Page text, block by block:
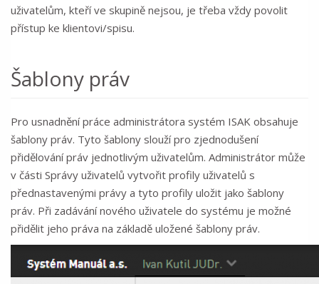
uživatelům, kteří ve skupině nejsou, je třeba vždy povolit
přístup ke klientovi/spisu.
Šablony práv
Pro usnadnění práce administrátora systém ISAK obsahuje
šablony práv. Tyto šablony slouží pro zjednodušení
přidělování práv jednotlivým uživatelům. Administrátor může
v části Správy uživatelů vytvořit profily uživatelů s
přednastavenými právy a tyto profily uložit jako šablony
práv. Při zadávání nového uživatele do systému je možné
přidělit jeho práva na základě uložené šablony práv.